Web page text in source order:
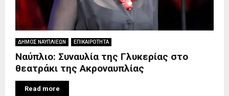
ΔΗΜΟΣ ΝΑΥΠΛΙΕΩΝ ΕΠΙΚΑΙΡΟΤΗΤΑ
Ναύπλιο: Συναυλία της Γλυκερίας στο
θεατράκι της Ακροναυπλίας
Read more